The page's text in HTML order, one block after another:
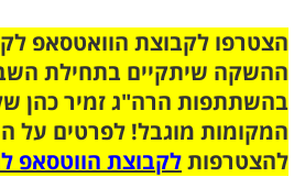
ההשקה שיתקיים בתחילת
בהשתתפות הרה"ג זמיר כהן
המקומות מוגבל! לפרטים על
להצטרפותלקבוצת הווטסאפ